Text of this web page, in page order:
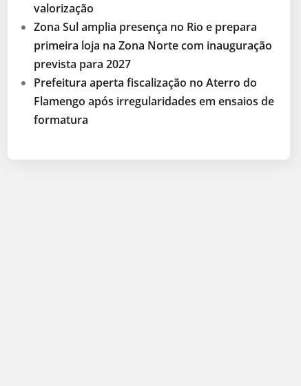
valorização
Zona Sul amplia presença no Rio e prepara
primeira loja na Zona Norte com inauguração
prevista para 2027
Prefeitura aperta fiscalização no Aterro do
Flamengo após irregularidades em ensaios de
formatura